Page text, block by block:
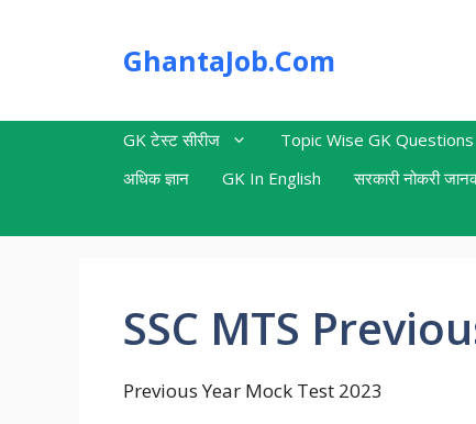
GhantaJob.Com
GK टेस्ट सीरीज Topic Wise GK Questions
अधिक ज्ञान
GK In English सरकारी नोकरी
SSC MTS
Previous Year Mock Test 2023